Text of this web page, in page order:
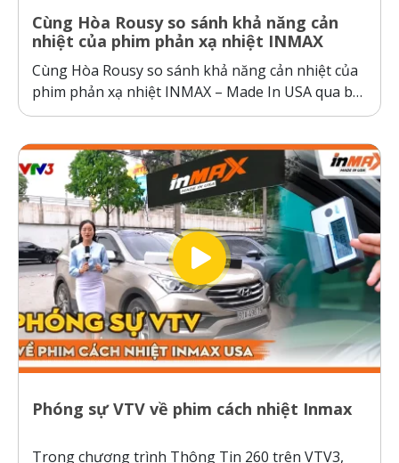
Cùng Hòa Rousy so sánh khả năng cản
nhiệt của phim phản xạ nhiệt INMAX
Cùng Hòa Rousy so sánh khả năng cản nhiệt của
phim phản xạ nhiệt INMAX – Made In USA qua bài
kiểm tra so sánh trực diện đầy thuyết phục.
thường hoạt động theo cơ chế giữ nhiệt trên
kính,...
Phóng sự VTV về phim cách nhiệt Inmax
Trong chương trình Thông Tin 260 trên VTV3,